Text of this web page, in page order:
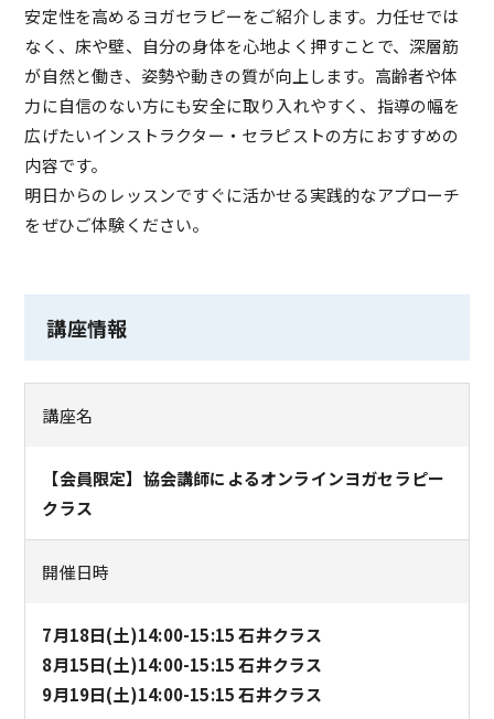
安定性を高めるヨガセラピーをご紹介します。力任せでは
なく、床や壁、自分の身体を心地よく押すことで、深層筋
が自然と働き、姿勢や動きの質が向上します。高齢者や体
力に自信のない方にも安全に取り入れやすく、指導の幅を
広げたいインストラクター・セラピストの方におすすめの
内容です。
明日からのレッスンですぐに活かせる実践的なアプローチ
をぜひご体験ください。
講座情報
講座名
【会員限定】協会講師によるオンラインヨガセラピー
クラス
開催日時
7月18日(土)14:00-15:15 石井クラス
8月15日(土)14:00-15:15 石井クラス
9月19日(土)14:00-15:15 石井クラス